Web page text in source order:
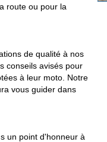
route ou pour la
de qualité à nos
conseils avisés pour
à leur moto. Notre
vous guider dans
un point d'honneur à